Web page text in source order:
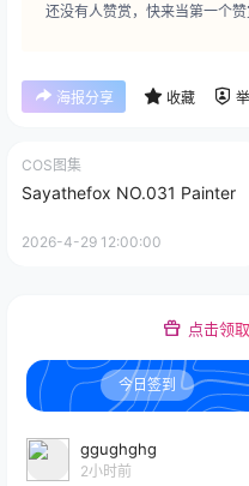
还没有人赞赏，快来当第一个赞
海报分享 收藏
COS图集
Sayathefox NO.031 Painter
2026-4-29 12:00:00
点击领
今日签到
ggughghg
2小时前